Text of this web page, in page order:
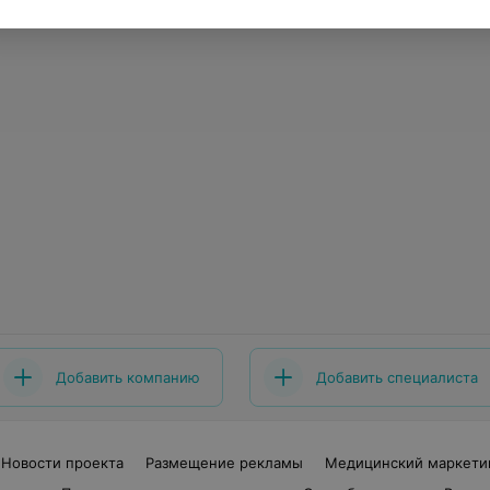
Добавить компанию Добавить специалиста
Новости проекта Размещение рекламы
Медицинский